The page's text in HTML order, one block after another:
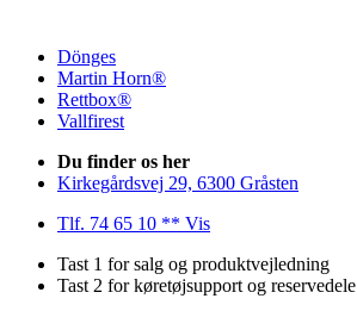
Dönges
Martin Horn®
Rettbox®
Vallfirest
Du finder os her
Kirkegårdsvej 29, 6300 Gråsten
Tlf. 74 65 10 ** Vis
Tast 1 for salg og produktvejledning
Tast 2 for køretøjsupport og reservedele